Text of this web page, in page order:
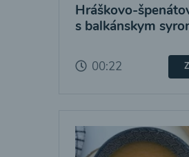
Hráškovo-
s balkánskym
00:22